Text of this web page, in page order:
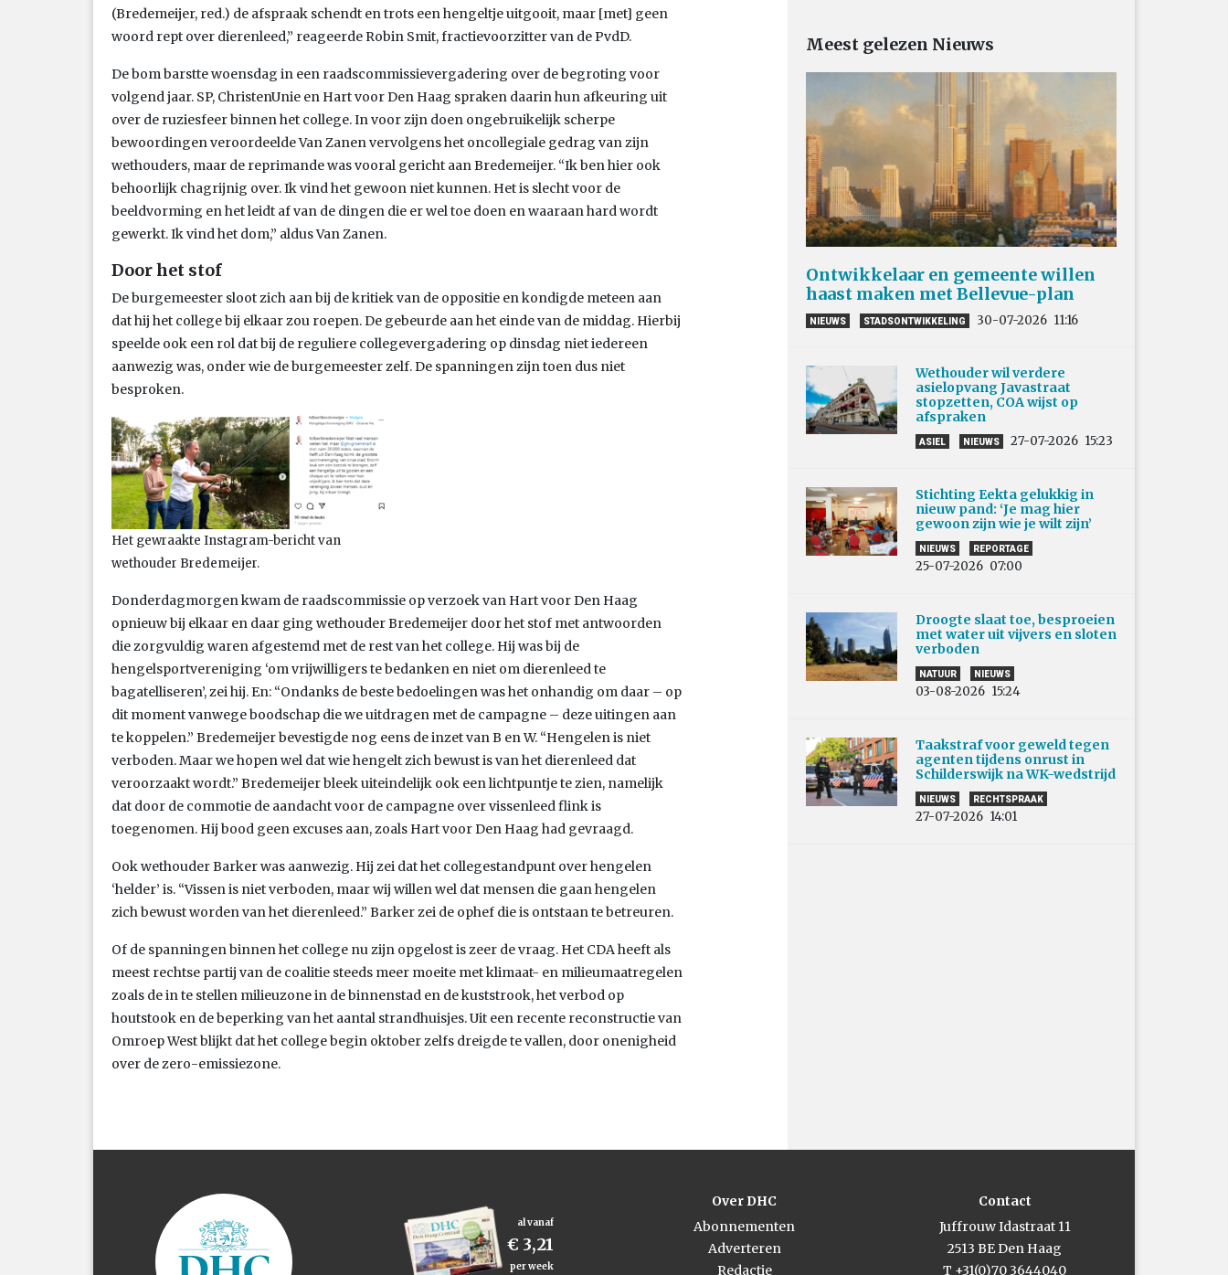
(Bredemeijer, red.) de afspraak schendt en trots een hengeltje uitgooit, maar [met] geen
woord rept over dierenleed,” reageerde Robin Smit, fractievoorzitter van de PvdD.
De bom barstte woensdag in een raadscommissievergadering over de begroting voor
volgend jaar. SP, ChristenUnie en Hart voor Den Haag spraken daarin hun afkeuring uit
over de ruziesfeer binnen het college. In voor zijn doen ongebruikelijk scherpe
bewoordingen veroordeelde Van Zanen vervolgens het oncollegiale gedrag van zijn
wethouders, maar de reprimande was vooral gericht aan Bredemeijer. “Ik ben hier ook
behoorlijk chagrijnig over. Ik vind het gewoon niet kunnen. Het is slecht voor de
beeldvorming en het leidt af van de dingen die er wel toe doen en waaraan hard wordt
gewerkt. Ik vind het dom,” aldus Van Zanen.
Door het stof
De burgemeester sloot zich aan bij de kritiek van de oppositie en kondigde meteen aan
dat hij het college bij elkaar zou roepen. De gebeurde aan het einde van de middag. Hierbij
speelde ook een rol dat bij de reguliere collegevergadering op dinsdag niet iedereen
aanwezig was, onder wie de burgemeester zelf. De spanningen zijn toen dus niet
besproken.
Het gewraakte Instagram-bericht van
wethouder Bredemeijer.
Donderdagmorgen kwam de raadscommissie op verzoek van Hart voor Den Haag
opnieuw bij elkaar en daar ging wethouder Bredemeijer door het stof met antwoorden
die zorgvuldig waren afgestemd met de rest van het college. Hij was bij de
hengelsportvereniging ‘om vrijwilligers te bedanken en niet om dierenleed te
bagatelliseren’, zei hij. En: “Ondanks de beste bedoelingen was het onhandig om daar – op
dit moment vanwege boodschap die we uitdragen met de campagne – deze uitingen aan
te koppelen.” Bredemeijer bevestigde nog eens de inzet van B en W. “Hengelen is niet
verboden. Maar we hopen wel dat wie hengelt zich bewust is van het dierenleed dat
veroorzaakt wordt.” Bredemeijer bleek uiteindelijk ook een lichtpuntje te zien, namelijk
dat door de commotie de aandacht voor de campagne over vissenleed flink is
toegenomen. Hij bood geen excuses aan, zoals Hart voor Den Haag had gevraagd.
Ook wethouder Barker was aanwezig. Hij zei dat het collegestandpunt over hengelen
‘helder’ is. “Vissen is niet verboden, maar wij willen wel dat mensen die gaan hengelen
zich bewust worden van het dierenleed.” Barker zei de ophef die is ontstaan te betreuren.
Of de spanningen binnen het college nu zijn opgelost is zeer de vraag. Het CDA heeft als
meest rechtse partij van de coalitie steeds meer moeite met klimaat- en milieumaatregelen
zoals de in te stellen milieuzone in de binnenstad en de kuststrook, het verbod op
houtstook en de beperking van het aantal strandhuisjes. Uit een recente reconstructie van
Omroep West blijkt dat het college begin oktober zelfs dreigde te vallen, door onenigheid
over de zero-emissiezone.
Meest gelezen Nieuws
Ontwikkelaar en gemeente willen
haast maken met Bellevue-plan
NIEUWS STADSONTWIKKELING 30-07-2026 11:16
Wethouder wil verdere
asielopvang Javastraat
stopzetten, COA wijst op
afspraken
ASIEL NIEUWS 27-07-2026 15:23
Stichting Eekta gelukkig in
nieuw pand: ‘Je mag hier
gewoon zijn wie je wilt zijn’
NIEUWS REPORTAGE
25-07-2026 07:00
Droogte slaat toe, besproeien
met water uit vijvers en sloten
verboden
NATUUR NIEUWS
03-08-2026 15:24
Taakstraf voor geweld tegen
agenten tijdens onrust in
Schilderswijk na WK-wedstrijd
NIEUWS RECHTSPRAAK
27-07-2026 14:01
al vanaf
€ 3,21
per week
Over DHC
Abonnementen
Adverteren
Redactie
Contact
Juffrouw Idastraat 11
2513 BE Den Haag
T +31(0)70 3644040